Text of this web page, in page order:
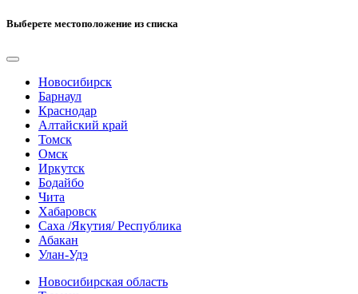
Выберете местоположение из списка
Новосибирск
Барнаул
Краснодар
Алтайский край
Томск
Омск
Иркутск
Бодайбо
Чита
Хабаровск
Саха /Якутия/ Республика
Абакан
Улан-Удэ
Новосибирская область